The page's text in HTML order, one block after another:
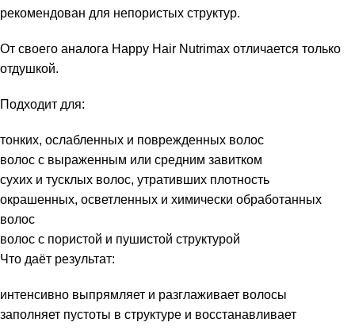
рекомендован для непористых структур.
От своего аналога Happy Hair Nutrimax отличается только
отдушкой.
Подходит для:
тонких, ослабленных и поврежденных волос
волос с выраженным или средним завитком
сухих и тусклых волос, утративших плотность
окрашенных, осветленных и химически обработанных
волос
волос с пористой и пушистой структурой
Что даёт результат:
интенсивно выпрямляет и разглаживает волосы
заполняет пустоты в структуре и восстанавливает